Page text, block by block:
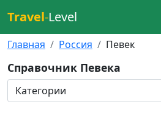
Travel-Level
Главная Россия Певек
Справочник Певека